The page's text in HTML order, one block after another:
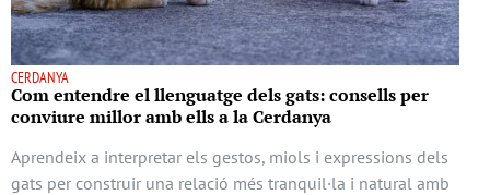
CERDANYA
Com entendre el llenguatge dels gats: consells per
conviure millor amb ells a la Cerdanya
Aprendeix a interpretar els gestos, miols i expressions dels
gats per construir una relació més tranquil·la i natural amb